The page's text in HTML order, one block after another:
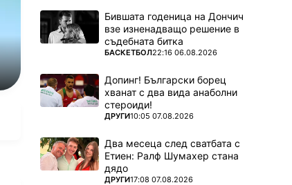
Бившата годеница на Дончич
взе изненадващо решение в
съдебната битка
ПОВЕЧЕ ОТ
БАСКЕТБОЛ22:16 06.08.2026
Допинг! Български борец
хванат с два вида анаболни
стероиди!
ПОВЕЧЕ ОТ
ДРУГИ10:05 07.08.2026
Два месеца след сватбата с
Етиен: Ралф Шумахер стана
дядо
ПОВЕЧЕ ОТ
ДРУГИ17:08 07.08.2026